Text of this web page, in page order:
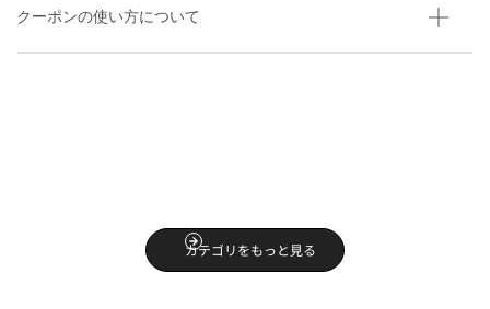
クーポンの使い方について
YCB2024N ベージュ
¥110
カテゴリをもっと見る